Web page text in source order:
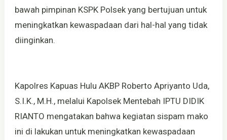
bawah pimpinan KSPK Polsek yang bertujuan untuk
meningkatkan kewaspadaan dari hal-hal yang tidak
diinginkan.
Kapolres Kapuas Hulu AKBP Roberto Apriyanto Uda,
S.I.K., M.H., melalui Kapolsek Mentebah IPTU DIDIK
RIANTO mengatakan bahwa kegiatan sispam mako
ini di lakukan untuk meningkatkan kewaspadaan